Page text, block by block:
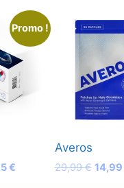
Promo !
€
Averos
29,99€ Le
14,99